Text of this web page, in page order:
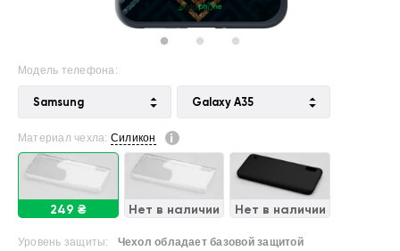
Модель телефона:
Samsung Galaxy A35
Материал чехла: Силикон
249 ₴ Нет в наличии Нет в наличии
Уровень защиты: Чехол обладает базовой защитой